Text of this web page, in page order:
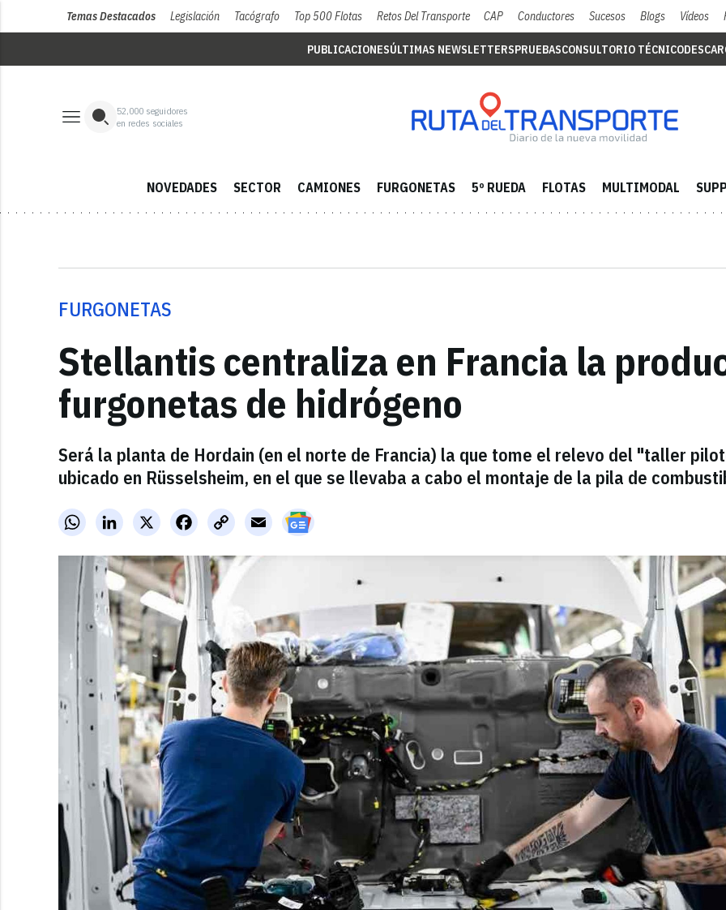
Temas Destacados Legislación Tacógrafo Top 500 Flotas Retos Del Transporte CAP Conductores Sucesos Blogs Vídeos
PUBLICACIONESÚLTIMAS NEWSLETTERSPRUEBASCONSULTORIO TÉCNICO
52,000 seguidores
en redes sociales
NOVEDADES SECTOR CAMIONES FURGONETAS 5º RUEDA FLOTAS MULTIMODAL
FURGONETAS
Stellantis centraliza en Francia la
furgonetas de hidrógeno
Será la planta de Hordain (en el norte de Francia) la que tome el relevo del "taller
ubicado en Rüsselsheim, en el que se llevaba a cabo el montaje de la pila de
WhatsAppLinkedInX FacebookCopy
Link
Email